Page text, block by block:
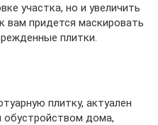
участка, но и увеличить
вам придется маскировать
плитки.
плитку, актуален
обустройством дома,